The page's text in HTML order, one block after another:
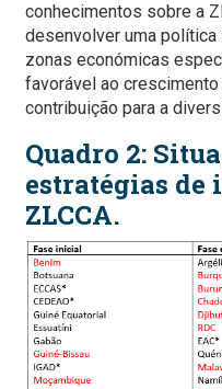
conhecimentos sobre a
desenvolver uma política
zonas económicas
favorável ao
contribuição para a
Quadro 2:
estratégias de
ZLCCA.